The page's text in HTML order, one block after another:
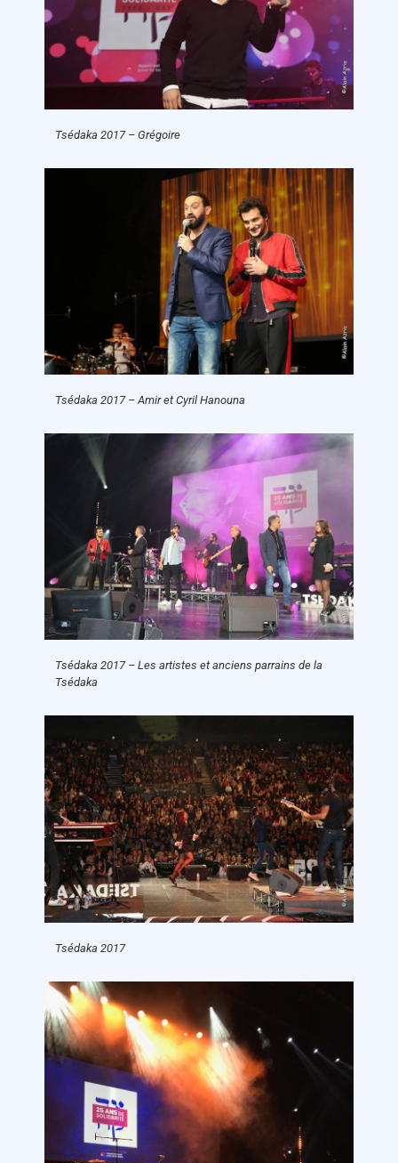
Tsédaka 2017 – Grégoire
Tsédaka 2017 – Amir et Cyril Hanouna
Tsédaka 2017 – Les artistes et anciens parrains de la
Tsédaka
Tsédaka 2017